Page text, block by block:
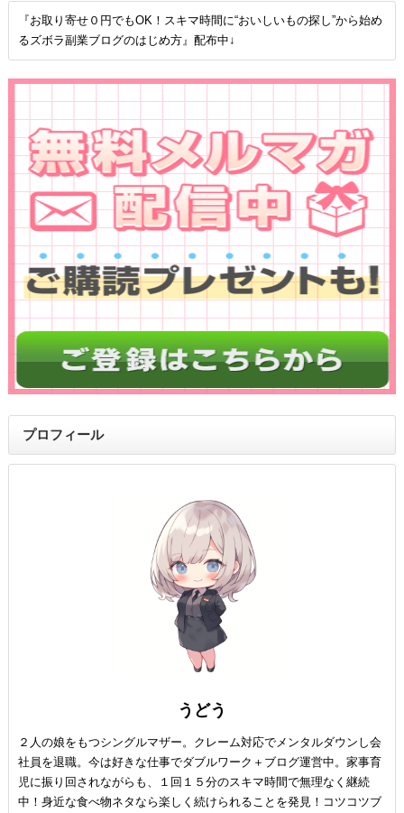
『お取り寄せ０円でもOK！スキマ時間に“おいしいもの探し”から始め
るズボラ副業ブログのはじめ方』配布中↓
プロフィール
うどう
２人の娘をもつシングルマザー。クレーム対応でメンタルダウンし会
社員を退職。今は好きな仕事でダブルワーク＋ブログ運営中。家事育
児に振り回されながらも、１回１５分のスキマ時間で無理なく継続
中！身近な食べ物ネタなら楽しく続けられることを発見！コツコツブ